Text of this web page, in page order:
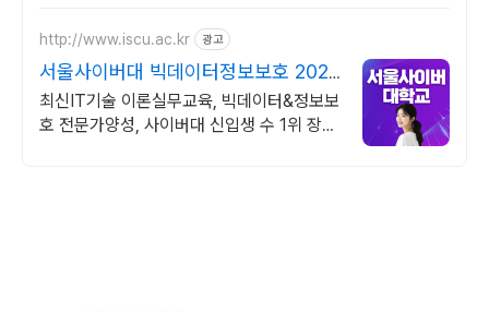
http://www.iscu.ac.kr 광고
서울사이버대 빅데이터정보보호 2026
가을학기 신편입생
최신IT기술 이론실무교육, 빅데이터&정보보
호 전문가양성, 사이버대 신입생 수 1위 장학